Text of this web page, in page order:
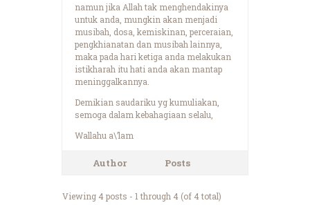
namun jika Allah tak menghendakinya
untuk anda, mungkin akan menjadi
musibah, dosa, kemiskinan, perceraian,
pengkhianatan dan musibah lainnya,
maka pada hari ketiga anda melakukan
istikharah itu hati anda akan mantap
meninggalkannya.
Demikian saudariku yg kumuliakan,
semoga dalam kebahagiaan selalu,
Wallahu a\’lam
Author Posts
Viewing 4 posts - 1 through 4 (of 4 total)